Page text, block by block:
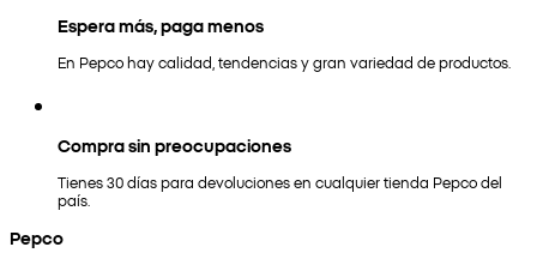
Espera más, paga menos
En Pepco hay calidad, tendencias y gran variedad de productos.
Compra sin preocupaciones
Tienes 30 días para devoluciones en cualquier tienda Pepco del
país.
Pepco